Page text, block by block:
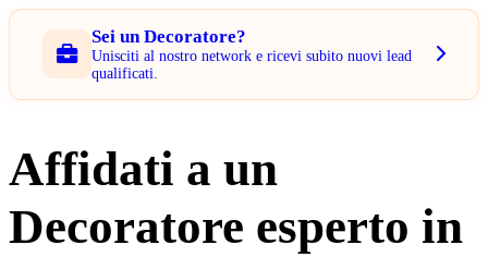
Sei un Decoratore?
Unisciti al nostro network e ricevi subito nuovi lead
qualificati.
Affidati a un
Decoratore esperto in